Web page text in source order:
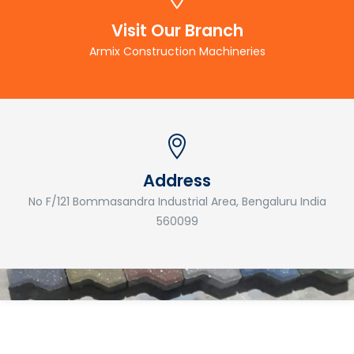
Visit Our Branch
Armix Construction Machineries
Address
No F/121 Bommasandra Industrial Area, Bengaluru India
560099